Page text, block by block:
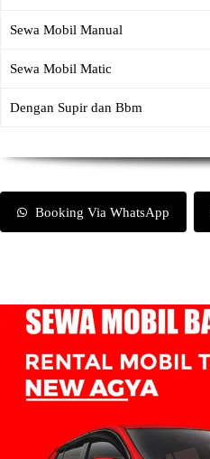
Sewa Mobil Manual
Sewa Mobil Matic
Dengan Supir dan Bbm
Booking Via WhatsApp